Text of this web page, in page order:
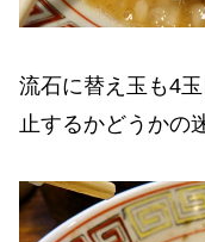
流石に替え玉も4
止するかどうかの